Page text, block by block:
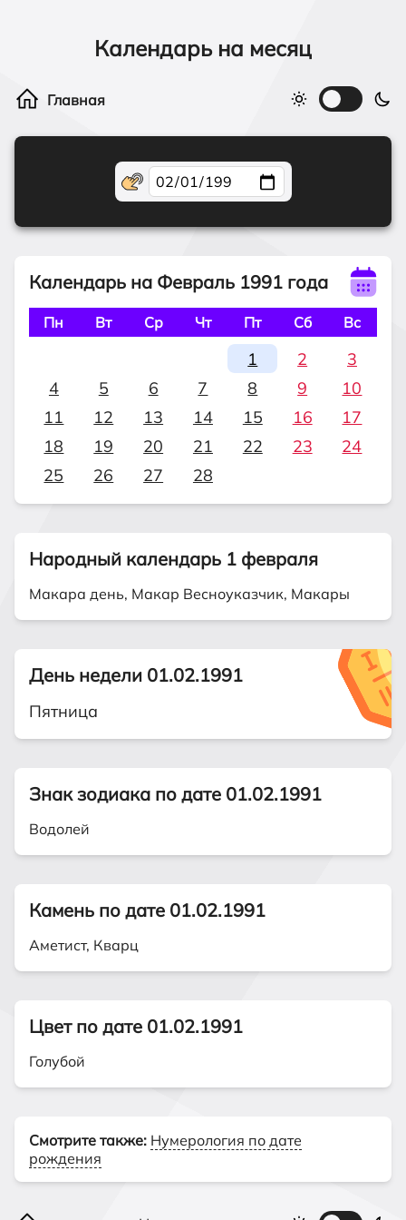
Календарь на месяц
Календарь на Февраль 1991 года
Пн Вт Ср Чт Пт Сб Вс
1 2
3
4
5 6 7 8 9
10
11
12 13 14 15 16
17
18
19 20 21 22 23
24
25
26 27 28
Народный календарь 1 февраля
Макара день, Макар Весноуказчик, Макары
День недели 01.02.1991
Пятница
Знак зодиака по дате 01.02.1991
Водолей
Камень по дате 01.02.1991
Аметист, Кварц
Цвет по дате 01.02.1991
Голубой
Смотрите также: Нумерология по дате
рождения